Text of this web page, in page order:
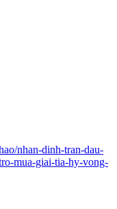
nhan-dinh-tran-dau-
mua-giai-tia-hy-vong-